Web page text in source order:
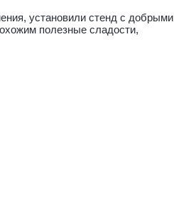
установили стенд с добрыми
полезные сладости,